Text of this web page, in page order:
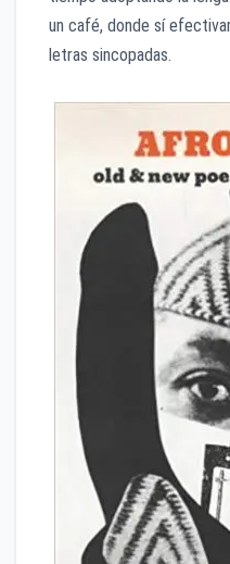
un café, donde sí
letras sincopadas.